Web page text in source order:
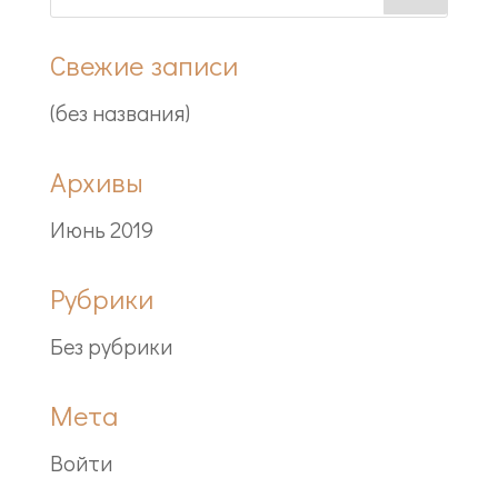
Свежие записи
(без названия)
Архивы
Июнь 2019
Рубрики
Без рубрики
Мета
Войти